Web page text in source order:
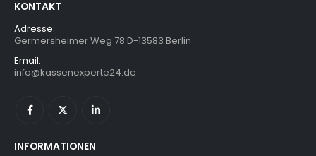
KONTAKT
Adresse:
Germersheimer Weg 78 D-13583 Berlin
Email:
info@kassenexperte24.de
INFORMATIONEN